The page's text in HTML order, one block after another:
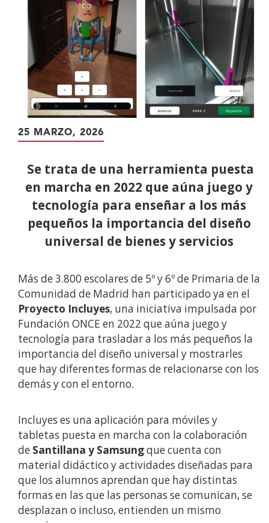
25 MARZO, 2026
Se trata de una herramienta puesta
en marcha en 2022 que aúna juego y
tecnología para enseñar a los más
pequeños la importancia del diseño
universal de bienes y servicios
Más de 3.800 escolares de 5º y 6º de Primaria de la
Comunidad de Madrid han participado ya en el
Proyecto Incluyes, una iniciativa impulsada por
Fundación ONCE en 2022 que aúna juego y
tecnología para trasladar a los más pequeños la
importancia del diseño universal y mostrarles
que hay diferentes formas de relacionarse con los
demás y con el entorno.
Incluyes es una aplicación para móviles y
tabletas puesta en marcha con la colaboración
de Santillana y Samsungque cuenta con
material didáctico y actividades diseñadas para
que los alumnos aprendan que hay distintas
formas en las que las personas se comunican, se
desplazan o incluso, entienden un mismo